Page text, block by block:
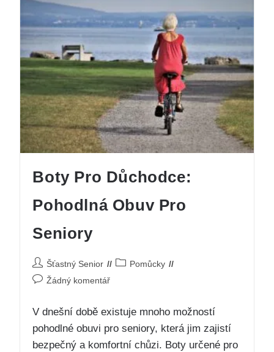
Boty Pro Důchodce:
Pohodlná Obuv Pro
Seniory
Šťastný Senior
Pomůcky
Žádný komentář
V dnešní době existuje mnoho možností
pohodlné obuvi pro seniory, která jim zajistí
bezpečný a komfortní chůzi. Boty určené pro